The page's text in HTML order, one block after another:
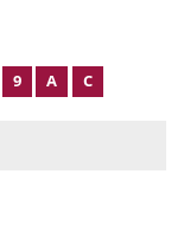
9 A C